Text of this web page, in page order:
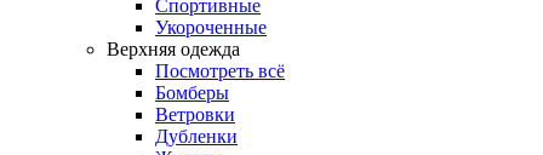
Спортивные
Укороченные
Верхняя одежда
Посмотреть всё
Бомберы
Ветровки
Дубленки